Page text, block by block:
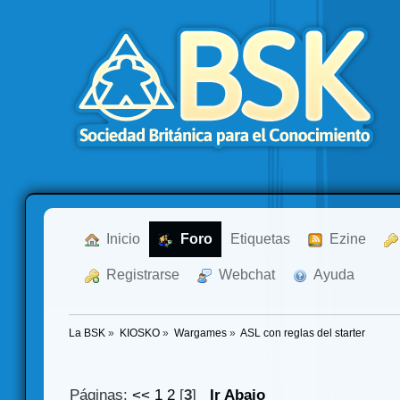
Inicio Foro Etiquetas Ezine
Registrarse Webchat Ayuda
La BSK » KIOSKO» Wargames» ASL con reglas del starter
Páginas:<< 1 2 [3] Ir Abajo